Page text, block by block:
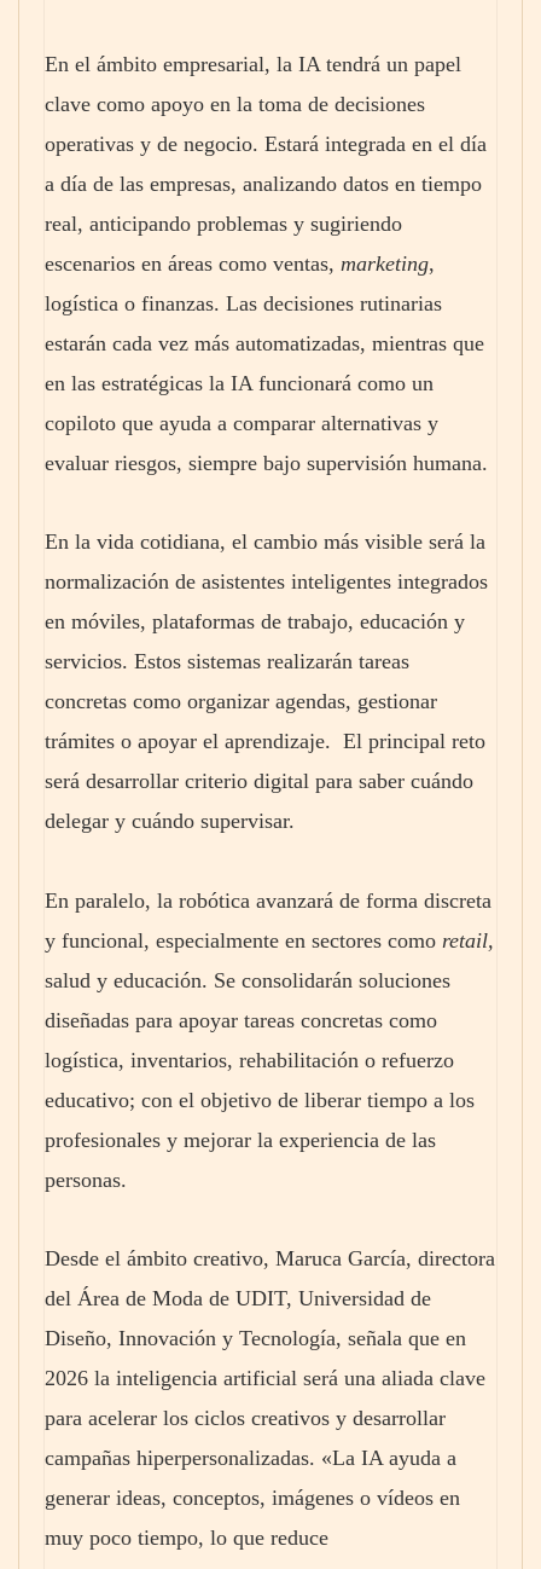
En el ámbito empresarial, la IA tendrá un papel
clave como apoyo en la toma de decisiones
operativas y de negocio. Estará integrada en el día
a día de las empresas, analizando datos en tiempo
real, anticipando problemas y sugiriendo
escenarios en áreas como ventas, marketing,
logística o finanzas. Las decisiones rutinarias
estarán cada vez más automatizadas, mientras que
en las estratégicas la IA funcionará como un
copiloto que ayuda a comparar alternativas y
evaluar riesgos, siempre bajo supervisión humana.
En la vida cotidiana, el cambio más visible será la
normalización de asistentes inteligentes integrados
en móviles, plataformas de trabajo, educación y
servicios. Estos sistemas realizarán tareas
concretas como organizar agendas, gestionar
trámites o apoyar el aprendizaje. El principal reto
será desarrollar criterio digital para saber cuándo
delegar y cuándo supervisar.
En paralelo, la robótica avanzará de forma discreta
y funcional, especialmente en sectores como retail,
salud y educación. Se consolidarán soluciones
diseñadas para apoyar tareas concretas como
logística, inventarios, rehabilitación o refuerzo
educativo; con el objetivo de liberar tiempo a los
profesionales y mejorar la experiencia de las
personas.
Desde el ámbito creativo, Maruca García, directora
del Área de Moda de UDIT, Universidad de
Diseño, Innovación y Tecnología, señala que en
2026 la inteligencia artificial será una aliada clave
para acelerar los ciclos creativos y desarrollar
campañas hiperpersonalizadas. «La IA ayuda a
generar ideas, conceptos, imágenes o vídeos en
muy poco tiempo, lo que reduce